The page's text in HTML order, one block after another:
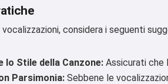
vocalizzazioni, considera i seguenti
lo Stile della Canzone: Assicurati che
Parsimonia: Sebbene le